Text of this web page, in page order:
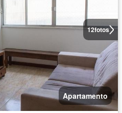
12fotos
Apartamento